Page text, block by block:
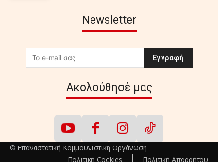
Newsletter
Εγγραφή
Ακολούθησέ μας
© Επαναστατική Κομμουνιστική Οργάνωση
Πολιτική Cookies
Πολιτική Απορρήτου